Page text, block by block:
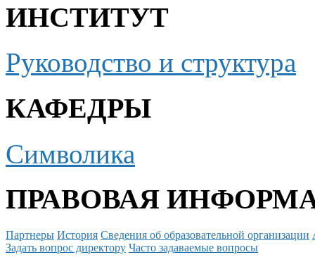
ИНСТИТУТ
Руководство и структура
КАФЕДРЫ
Символика
ПРАВОВАЯ
Партнеры История Сведения об образовательной организации
Задать вопрос директору Часто задаваемые вопросы